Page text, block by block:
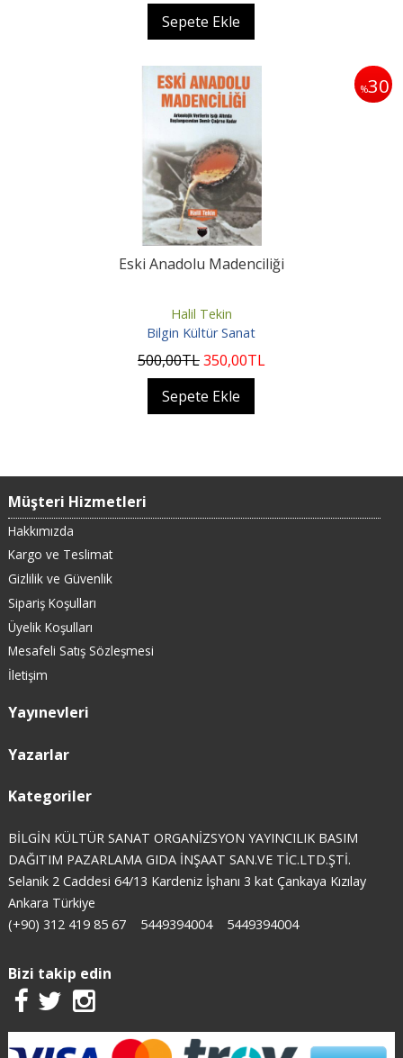
Sepete Ekle
%30
Eski Anadolu Madenciliği
Halil Tekin
Bilgin Kültür Sanat
500,00TL350,00TL
Sepete Ekle
Müşteri Hizmetleri
Hakkımızda
Kargo ve Teslimat
Gizlilik ve Güvenlik
Sipariş Koşulları
Üyelik Koşulları
Mesafeli Satış Sözleşmesi
İletişim
Yayınevleri
Yazarlar
Kategoriler
BİLGİN KÜLTÜR SANAT ORGANİZSYON YAYINCILIK BASIM
DAĞITIM PAZARLAMA GIDA İNŞAAT SAN.VE TİC.LTD.ŞTİ.
Selanik 2 Caddesi 64/13 Kardeniz İşhanı 3 kat Çankaya Kızılay
Ankara Türkiye
(+90) 312 419 85 67
5449394004 5449394004
Bizi takip edin